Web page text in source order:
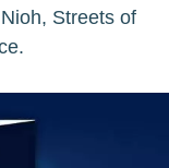
Streets of